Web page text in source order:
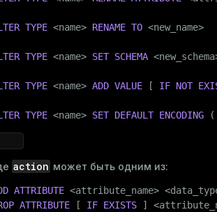
TYPE <name> RENAME TO <new_name>
TYPE <name> SET SCHEMA
TYPE <name> ADD VALUE [ IF NOT
TYPE <name> SET DEFAULT ENCODING (
action может быть одним из:
ATTRIBUTE <attribute_name>
ATTRIBUTE [ IF EXISTS ]